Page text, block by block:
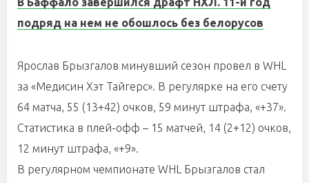
подряд на нем не обошлось без белорусов
Ярослав Брызгалов минувший сезон провел в WHL
за «Медисин Хэт Тайгерс». В регулярке на его счету
64 матча, 55 (13+42) очков, 59 минут штрафа, «+37».
Статистика в плей-офф – 15 матчей, 14 (2+12) очков,
12 минут штрафа, «+9».
В регулярном чемпионате WHL Брызгалов стал